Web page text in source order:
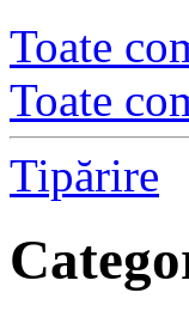
Toate
Toate
Tipărire